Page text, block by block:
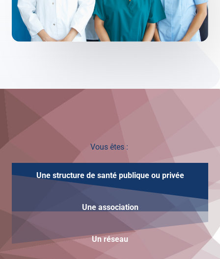
Vous êtes :
Une structure de santé publique ou privée
Une association
Un réseau